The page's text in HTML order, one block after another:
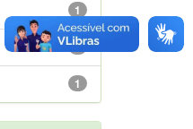
1
1
1